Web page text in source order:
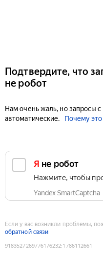
Подтвердите, что
не робот
Нам очень жаль, но запросы
автоматические.
Почему
Я не робот
Нажмите, чтобы
Yandex SmartCaptcha
Если у вас возникли проблемы,
обратной связи
9183527269776176232:1786112661